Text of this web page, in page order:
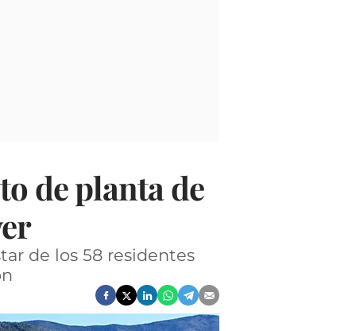
de planta de
de los 58 residentes